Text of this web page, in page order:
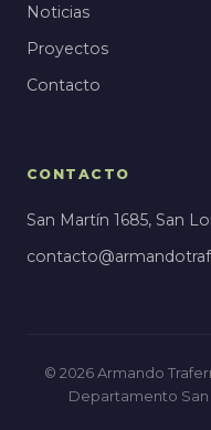
Noticias
Proyectos
Contacto
CONTACTO
San Martín 1685, San
© 2026 Armando
Departamento San